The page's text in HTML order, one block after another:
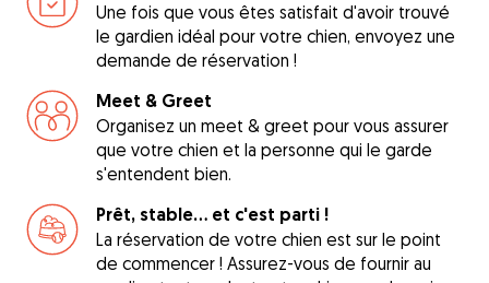
Une fois que vous êtes satisfait d'avoir trouvé
le gardien idéal pour votre chien, envoyez une
demande de réservation !
Meet & Greet
Organisez un meet & greet pour vous assurer
que votre chien et la personne qui le garde
s'entendent bien.
Prêt, stable... et c'est parti !
La réservation de votre chien est sur le point
de commencer ! Assurez-vous de fournir au